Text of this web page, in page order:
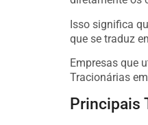
Isso significa
que se traduz
Empresas que
Tracionárias
Principais